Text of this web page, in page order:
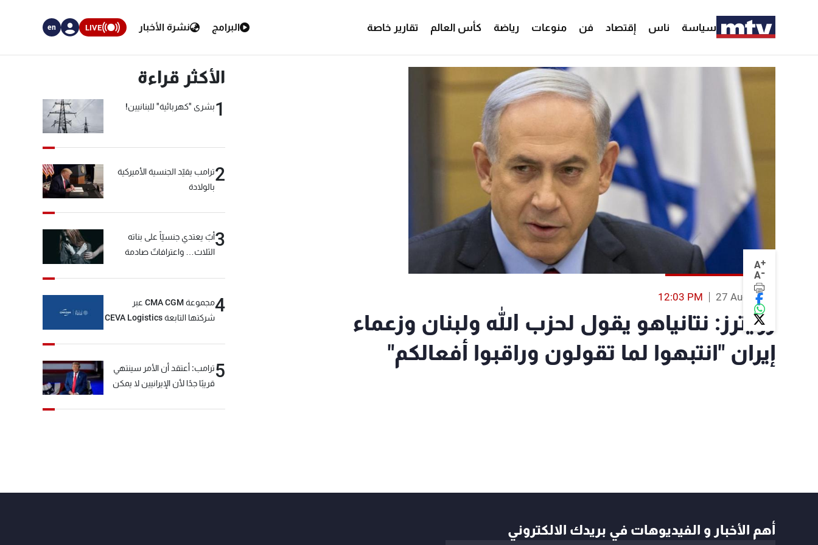
سياسة ناس إقتصاد فن منوعات رياضة كأس العالم تقارير خاصة البرامج نشرة الأخبار LIVE
en
A+
A-
27 Aug 2019
12:03 PM
رويترز: نتانياهو يقول لحزب الله ولبنان وزعماء
إيران "انتبهوا لما تقولون وراقبوا أفعالكم"
الأكثر قراءة
1بشرى "كهربائية" للبنانيين!
2ترامب يقيّد الجنسية الأميركية
بالولادة
3أبٌ يعتدي جنسيّاً على بناته
الثلاث… واعترافاتٌ صادمة
4
مجموعة CMA CGM عبر
شركتها التابعة CEVA Logistics
5ترامب: أعتقد أن الأمر سينتهي
قريبًا جدًا لأن الإيرانيين لا يمكن
أهم الأخبار و الفيديوهات في بريدك الالكتروني